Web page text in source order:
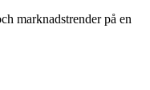
marknadstrender på en